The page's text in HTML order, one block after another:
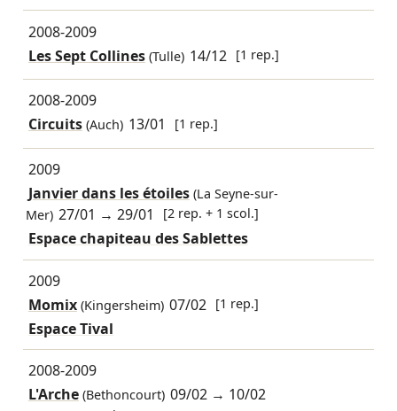
2008-2009
Les Sept Collines(Tulle) 14/12 [1 rep.]
2008-2009
Circuits(Auch) 13/01 [1 rep.]
2009
Janvier dans les étoiles(La Seyne-sur-
Mer) 27/01 →29/01 [2 rep. + 1 scol.]
Espace chapiteau des Sablettes
2009
Momix(Kingersheim) 07/02 [1 rep.]
Espace Tival
2008-2009
L'Arche(Bethoncourt) 09/02 → 10/02